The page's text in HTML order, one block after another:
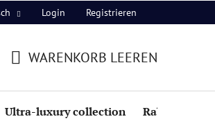
Login Registrieren
WARENKORB LEEREN
Ultra-luxury collection Rabatte